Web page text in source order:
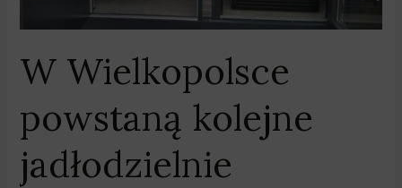
W Wielkopolsce
powstaną kolejne
jadłodzielnie